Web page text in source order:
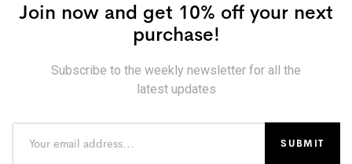
Join now and get 10% off your next
purchase!
Subscribe to the weekly newsletter for all the
latest updates